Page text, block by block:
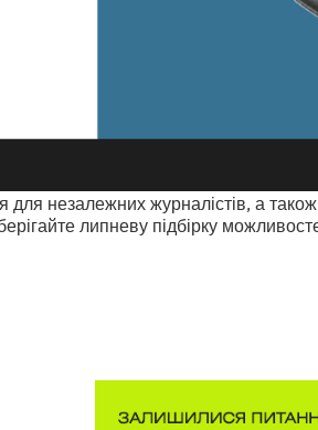
для незалежних журналістів, а
липневу підбірку